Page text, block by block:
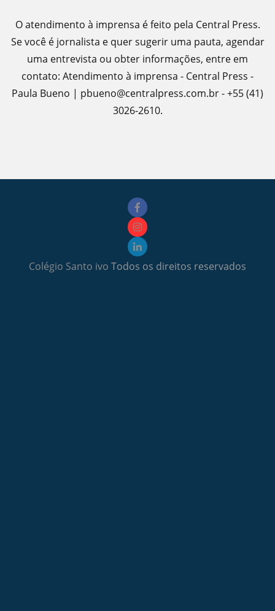
O atendimento à imprensa é feito pela Central Press.
Se você é jornalista e quer sugerir uma pauta, agendar
uma entrevista ou obter informações, entre em
contato: Atendimento à imprensa - Central Press -
Paula Bueno | pbueno@centralpress.com.br - +55 (41)
3026-2610.
Colégio Santo ivo Todos os direitos reservados